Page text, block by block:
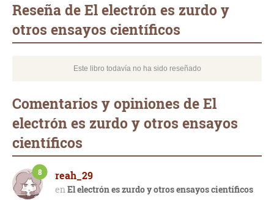
Reseña de El electrón es zurdo y
otros ensayos científicos
Este libro todavía no ha sido reseñado
Comentarios y opiniones de El
electrón es zurdo y otros ensayos
científicos
reah_29
El electrón es zurdo y otros ensayos científicos
8